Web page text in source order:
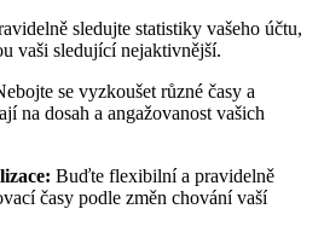
sledujte statistiky vašeho účtu,
vaši sledující nejaktivnější.
se vyzkoušet různé časy a
na dosah a angažovanost vašich
Buďte flexibilní a pravidelně
časy podle změn chování vaší